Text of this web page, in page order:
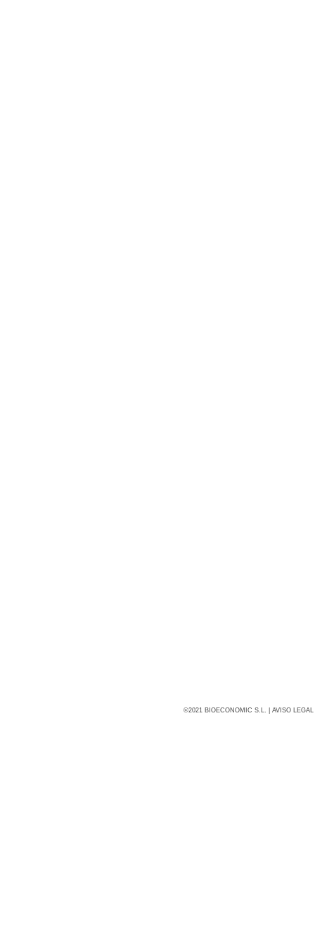
©2021 BIOECONOMIC S.L. | AVISO LEGAL